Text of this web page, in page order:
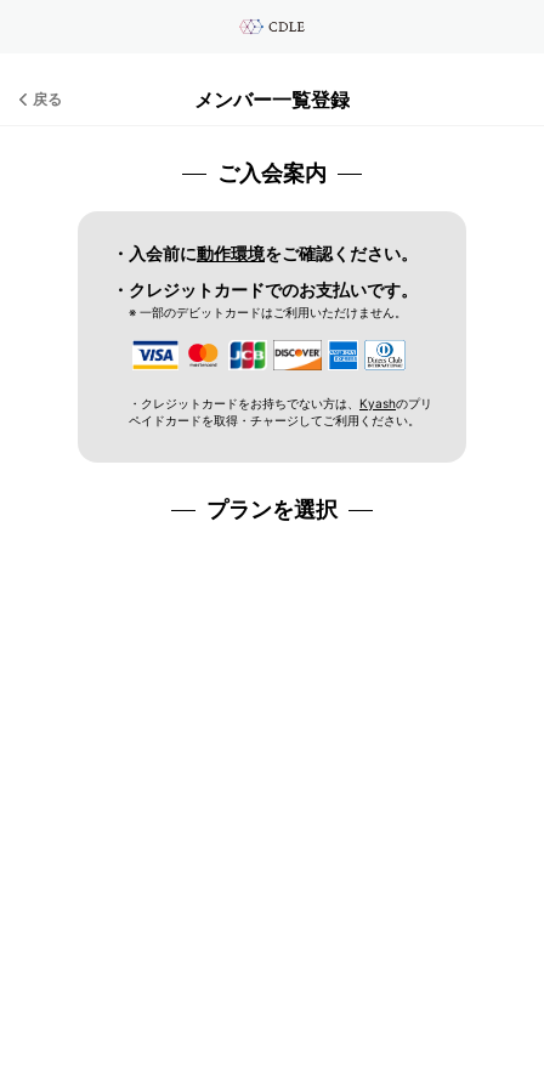
戻る メンバー一覧登録
ご入会案内
・入会前に動作環境をご確認ください。
・クレジットカードでのお支払いです。
※ 一部のデビットカードはご利用いただけません。
・クレジットカードをお持ちでない方は、 Kyashのプリ
ペイドカードを取得・チャージしてご利用ください。
プランを選択